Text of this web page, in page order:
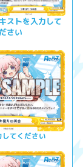
ストを入力して
さい
てください